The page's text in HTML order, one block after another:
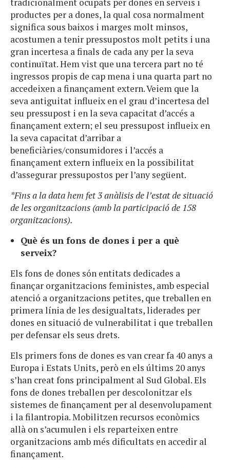
tradicionalment ocupats per dones en serveis i
productes per a dones, la qual cosa normalment
significa sous baixos i marges molt minsos,
acostumen a tenir pressupostos molt petits i una
gran incertesa a finals de cada any per la seva
continuïtat. Hem vist que una tercera part no té
ingressos propis de cap mena i una quarta part no
accedeixen a finançament extern. Veiem que la
seva antiguitat influeix en el grau d’incertesa del
seu pressupost i en la seva capacitat d’accés a
finançament extern; el seu pressupost influeix en
la seva capacitat d’arribar a
beneficiàries/consumidores i l’accés a
finançament extern influeix en la possibilitat
d’assegurar pressupostos per l’any següent.
*Fins a la data hem fet 3 anàlisis de l’estat de situació
de les organitzacions (amb la participació de 158
organitzacions).
Què és un fons de dones i per a què
serveix?
Els fons de dones són entitats dedicades a
finançar organitzacions feministes, amb especial
atenció a organitzacions petites, que treballen en
primera línia de les desigualtats, liderades per
dones en situació de vulnerabilitat i que treballen
per defensar els seus drets.
Els primers fons de dones es van crear fa 40 anys a
Europa i Estats Units, però en els últims 20 anys
s’han creat fons principalment al Sud Global. Els
fons de dones treballen per descolonitzar els
sistemes de finançament per al desenvolupament
i la filantropia. Mobilitzen recursos econòmics
allà on s’acumulen i els reparteixen entre
organitzacions amb més dificultats en accedir al
finançament.